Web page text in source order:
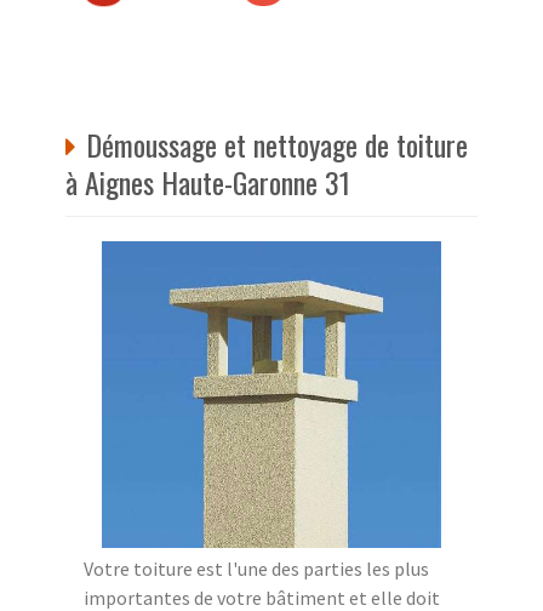
Démoussage et nettoyage de toiture
à Aignes Haute-Garonne 31
Votre toiture est l'une des parties les plus
importantes de votre bâtiment et elle doit